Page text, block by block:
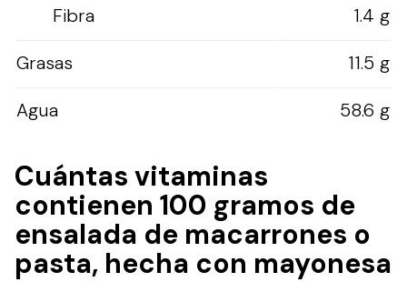
Fibra
1.4 g
Grasas
11.5 g
Agua
58.6 g
Cuántas vitaminas
contienen 100 gramos de
ensalada de macarrones o
pasta, hecha con mayonesa